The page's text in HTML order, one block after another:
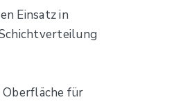
Einsatz in
für